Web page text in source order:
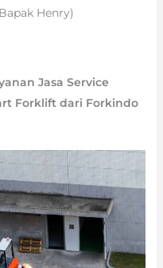
Henry)
Jasa Service
Forklift dari Forkindo